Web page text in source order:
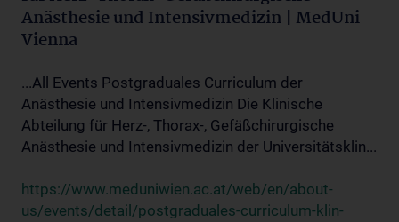
Anästhesie und Intensivmedizin | MedUni
Vienna
...All Events Postgraduales Curriculum der
Anästhesie und Intensivmedizin Die Klinische
Abteilung für Herz-, Thorax-, Gefäßchirurgische
Anästhesie und Intensivmedizin der Universitätsklin...
https://www.meduniwien.ac.at/web/en/about-
us/events/detail/postgraduales-curriculum-klin-